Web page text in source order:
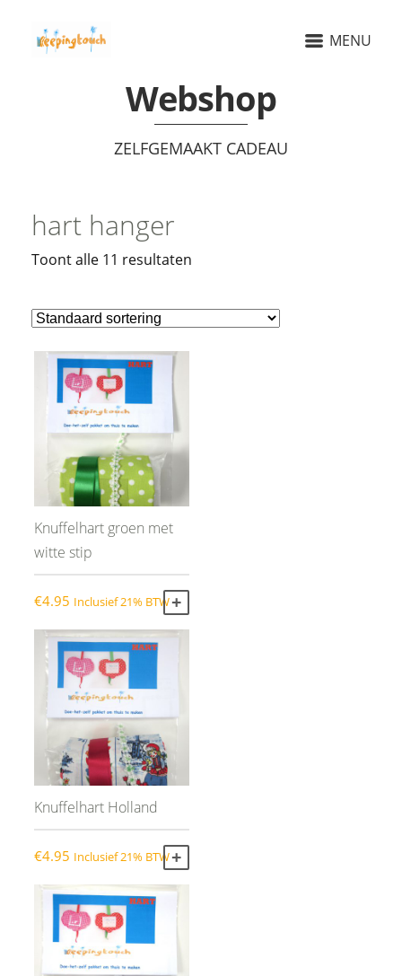
MENU
Webshop
ZELFGEMAAKT CADEAU
hart hanger
Toont alle 11 resultaten
Knuffelhart groen met
witte stip
€4.95 Inclusief 21% BTW
Knuffelhart Holland
€4.95 Inclusief 21% BTW